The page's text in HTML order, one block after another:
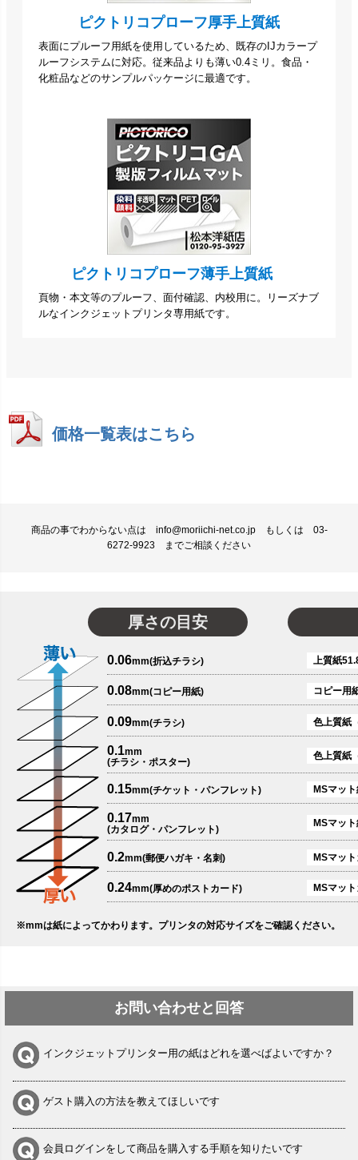
ピクトリコプローフ厚手上質紙
表面にプルーフ用紙を使用しているため、既存のIJカラープ
ルーフシステムに対応。従来品よりも薄い0.4ミリ。食品・
化粧品などのサンプルパッケージに最適です。
ピクトリコプローフ薄手上質紙
頁物・本文等のプルーフ、面付確認、内校用に。リーズナブ
ルなインクジェットプリンタ専用紙です。
価格一覧表はこちら
商品の事でわからない点は info@moriichi-net.co.jp もしくは 03-
6272-9923 までご相談ください
厚さの目安
0.06mm(折込チラシ) 上質紙
0.08mm(コピー用紙) コピー用
0.09mm(チラシ) 色上質紙
0.1mm
(チラシ・ポスター)
色上質紙
0.15mm(チケット・パンフレット) MSマッ
0.17mm
(カタログ・パンフレット)
MSマッ
0.2mm(郵便ハガキ・名刺) MSマッ
0.24mm(厚めのポストカード) MSマッ
※mmは紙によってかわります。プリンタの対応サイズをご確認ください。
お問い合わせと回答
インクジェットプリンター用の紙はどれを選べばよいですか？
ゲスト購入の方法を教えてほしいです
会員ログインをして商品を購入する手順を知りたいです